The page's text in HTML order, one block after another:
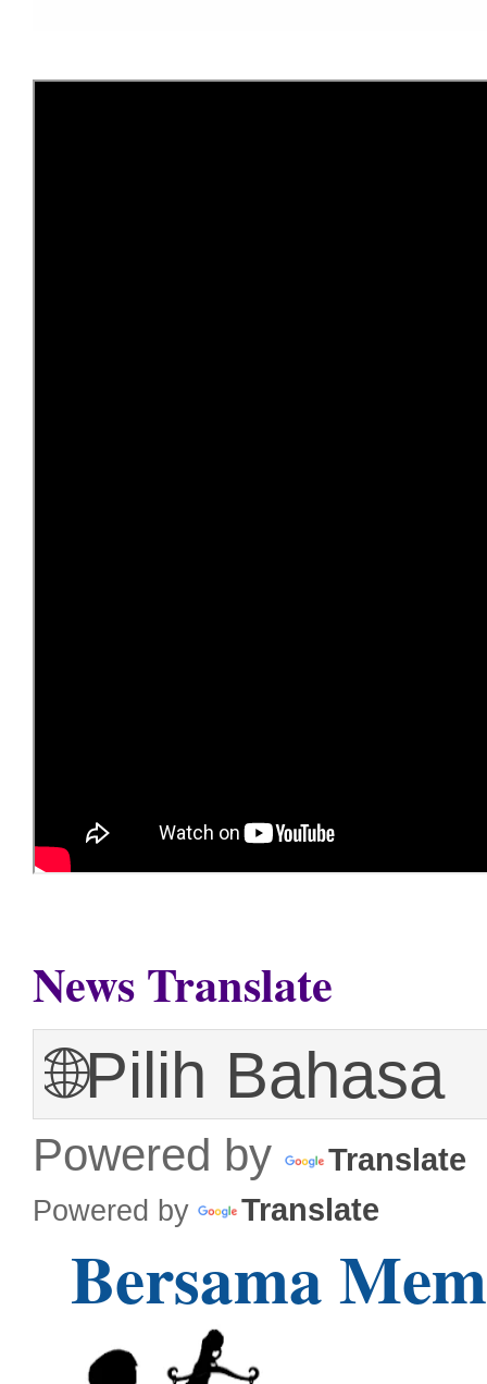
News Translate
Powered by Translate
Powered by Translate
Bersama